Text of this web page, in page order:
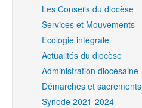
Les Conseils du diocèse
Services et Mouvements
Ecologie intégrale
Actualités du diocèse
Administration diocésaine
Démarches et sacrements
Synode 2021-2024